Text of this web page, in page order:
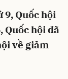
Quốc hội
Quốc hội đã
về giảm
Hủy